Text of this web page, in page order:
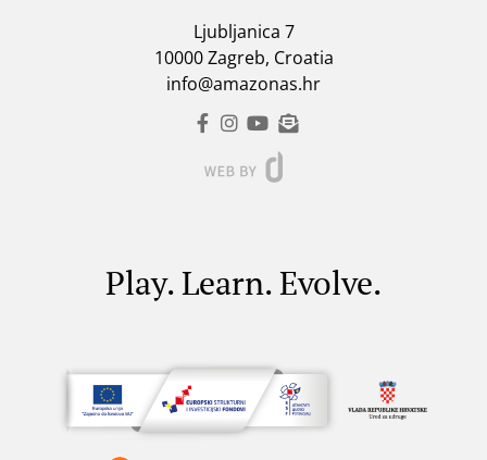
Ljubljanica 7
10000 Zagreb, Croatia
info@amazonas.hr
Play. Learn. Evolve.